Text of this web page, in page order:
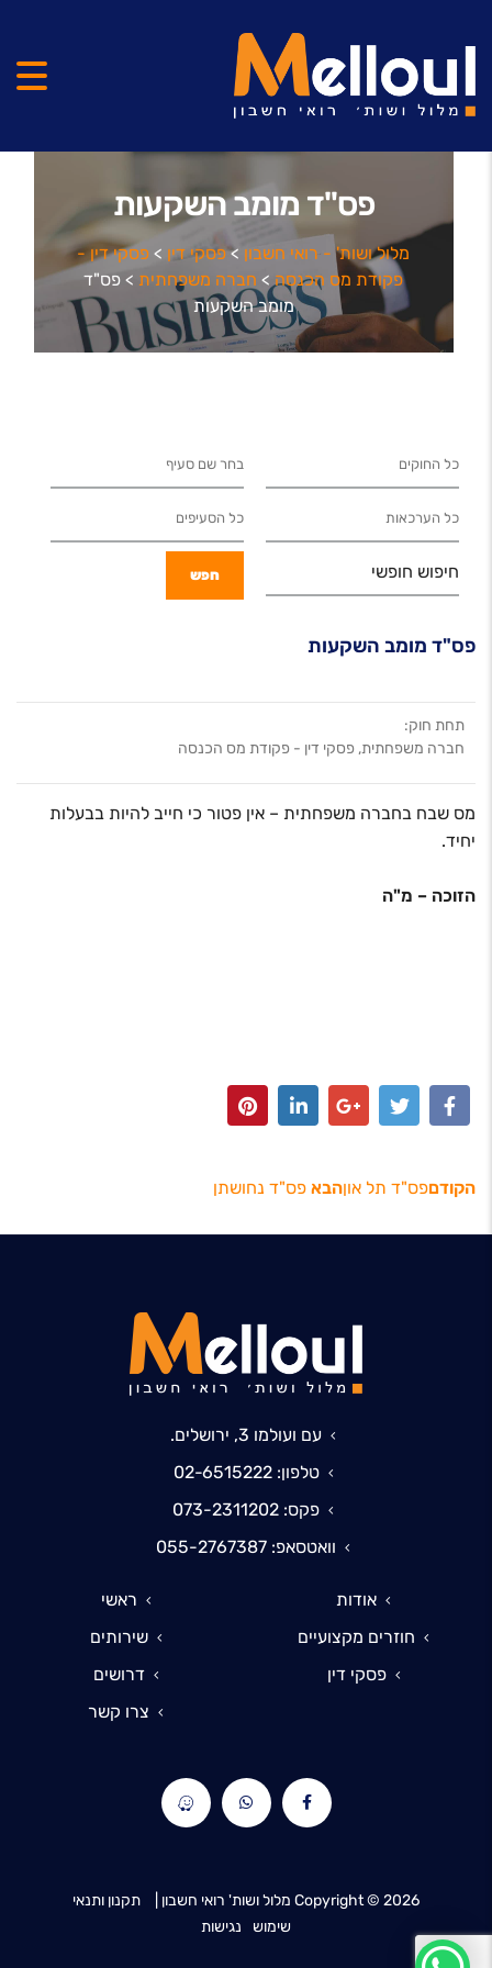
פס"ד מומב השקעות
מלול ושות' - רואי חשבון >פסקי דין > פסקי דין -
פקודת מס הכנסה> חברה משפחתית > פס"ד
מומב השקעות
חיפוש חופשי
פס"ד מומב השקעות
תחת חוק:
חברה משפחתית, פסקי דין - פקודת מס הכנסה
מס שבח בחברה משפחתית – אין פטור כי חייב להיות בבעלות
יחיד.
הזוכה – מ"ה
הקודםפס"ד תל אוןהבא פס"ד נחושתן
עם ועולמו 3, ירושלים.
טלפון: 02-6515222
פקס: 073-2311202
וואטסאפ: 055-2767387
ראשי
אודות
שירותים
חוזרים מקצועיים
דרושים
פסקי דין
צרו קשר
Copyright © 2026 מלול ושות' רואי חשבון |
תקנון ותנאי
שימוש
נגישות